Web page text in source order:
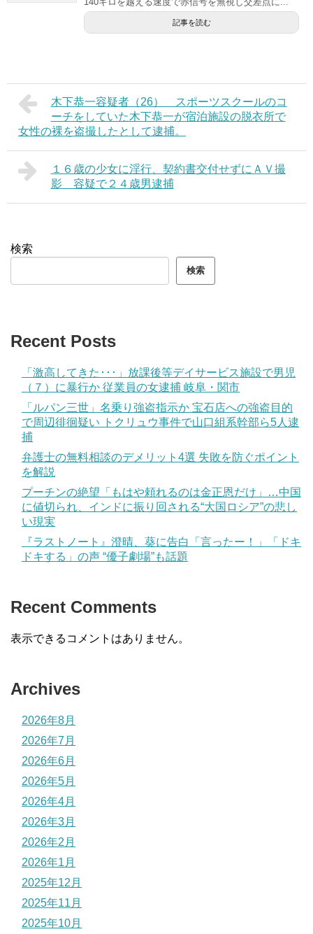
記事を読む
木下恭一容疑者（26） スポーツスクールのコ
ーチをしていた木下恭一が宿泊施設の脱衣所で
女性の裸を盗撮したとして逮捕。
１６歳の少女に淫行、契約書交付せずにＡＶ撮
影 容疑で２４歳男逮捕
検索
検索
Recent Posts
「激高してきた･･･」放課後等デイサービス施設で男児
（７）に暴行か 従業員の女逮捕 岐阜・関市
「ルパン三世」名乗り強盗指示か 宝石店への強盗目的
で周辺徘徊疑い トクリュウ事件で山口組系幹部ら5人逮
捕
弁護士の無料相談のデメリット4選 失敗を防ぐポイント
を解説
プーチンの絶望「もはや頼れるのは金正恩だけ」…中国
に値切られ、インドに振り回される“大国ロシア”の悲し
い現実
『ラストノート』澄晴、葵に告白「言ったー！」「ドキ
ドキする」の声 “優子劇場”も話題
Recent Comments
表示できるコメントはありません。
Archives
2026年8月
2026年7月
2026年6月
2026年5月
2026年4月
2026年3月
2026年2月
2026年1月
2025年12月
2025年11月
2025年10月